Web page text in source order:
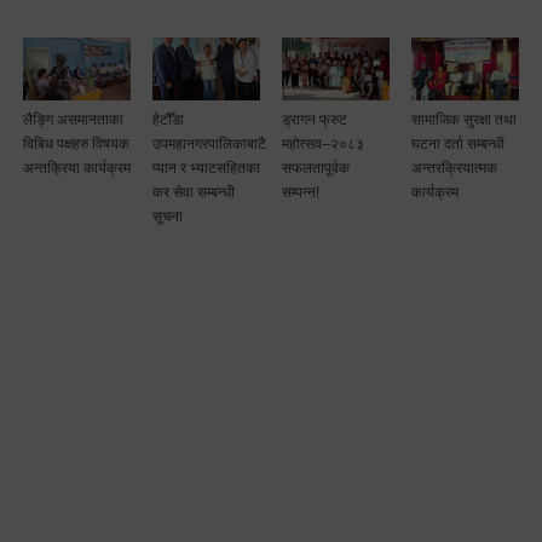
लैङ्गि असमानताका
विबिध पक्षहरु विषयक
अन्तक्रिया कार्यक्रम
हेटौँडा
उपमहानगरपालिकाबाटै
प्यान र भ्याटसहितका
कर सेवा सम्बन्धी
सूचना
ड्रागन फ्रुट
महोत्सव–२०८३
सफलतापूर्वक
सम्पन्न!
सामाजिक सुरक्षा तथा
घटना दर्ता सम्बन्धी
अन्तरक्रियात्मक
कार्यक्रम